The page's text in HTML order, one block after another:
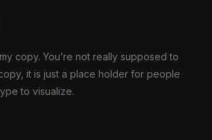
copy. You’re not really supposed to
it is just a place holder for people
to visualize.